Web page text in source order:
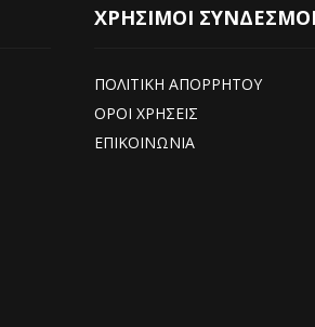
ΧΡΗΣΙΜΟΙ
ΠΟΛΙΤΙΚΗ ΑΠΟΡΡΗΤΟΥ
ΟΡΟΙ ΧΡΗΣΕΙΣ
ΕΠΙΚΟΙΝΩΝΙΑ